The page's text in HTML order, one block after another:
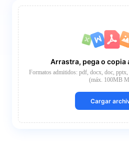
Arrastra, pega o copia
Formatos admitidos: pdf, docx, doc,
(máx. 100MB
Cargar